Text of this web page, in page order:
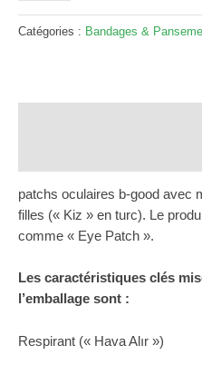
Oculaires
Motifs
Catégories : Bandages &
patchs oculaires b-good avec
filles (« Kiz » en turc). Le
comme « Eye Patch ».
Les caractéristiques clés
l’emballage sont :
Respirant (« Hava Alır »)